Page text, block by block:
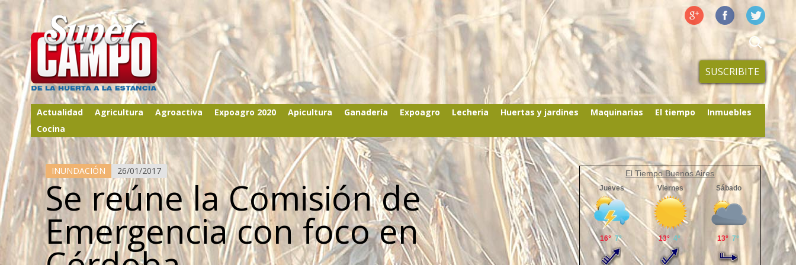
SUSCRIBITE
Actualidad Agricultura Agroactiva Expoagro 2020 Apicultura Ganadería Expoagro Lecheria Huertas y jardines Maquinarias El tiempo
Inmuebles
Cocina
INUNDACIÓN 26/01/2017
Se reúne la Comisión de
Emergencia con foco en
El Tiempo Buenos Aires